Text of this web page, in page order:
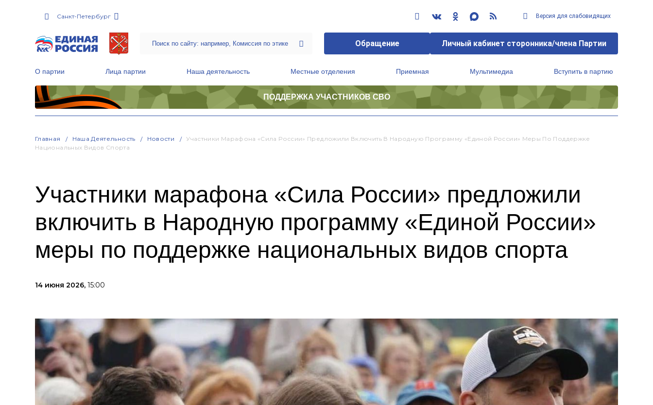
Санкт-Петербург Версия для слабовидящих
Обращение Личный кабинет сторонника/члена Партии
О партии Лица партии Наша деятельность Местные отделения Приемная Мультимедиа Вступить в партию
ПОДДЕРЖКА УЧАСТНИКОВ СВО
Главная Наша Деятельность Новости
Участники Марафона «Сила России» Предложили Включить В Народную Программу «Единой России» Меры По Поддержке
Национальных Видов Спорта
Участники марафона «Сила России» предложили
включить в Народную программу «Единой России»
меры по поддержке национальных видов спорта
14 июня 2026, 15:00